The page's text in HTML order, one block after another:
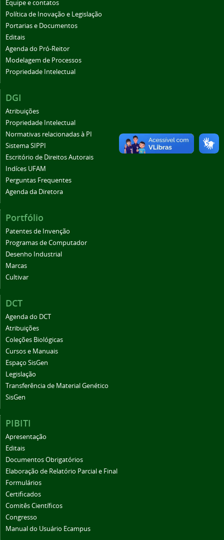
Equipe e contatos
Política de Inovação e Legislação
Portarias e Documentos
Editais
Agenda do Pró-Reitor
Modelagem de Processos
Propriedade Intelectual
DGI
Atribuições
Propriedade Intelectual
Normativas relacionadas à PI
Sistema SIPPI
Escritório de Direitos Autorais
Indíces UFAM
Perguntas Frequentes
Agenda da Diretora
Portfólio
Patentes de Invenção
Programas de Computador
Desenho Industrial
Marcas
Cultivar
DCT
Agenda do DCT
Atribuições
Coleções Biológicas
Cursos e Manuais
Espaço SisGen
Legislação
Transferência de Material Genético
SisGen
PIBITI
Apresentação
Editais
Documentos Obrigatórios
Elaboração de Relatório Parcial e Final
Formulários
Certificados
Comitês Científicos
Congresso
Manual do Usuário Ecampus